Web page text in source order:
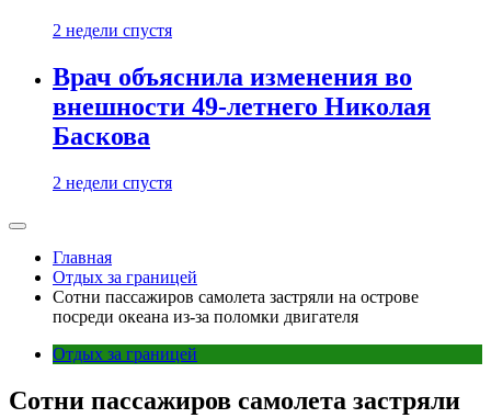
2 недели спустя
Врач объяснила изменения во
внешности 49-летнего Николая
Баскова
2 недели спустя
Главная
Отдых за границей
Сотни пассажиров самолета застряли на острове
посреди океана из-за поломки двигателя
Отдых за границей
Сотни пассажиров самолета застряли